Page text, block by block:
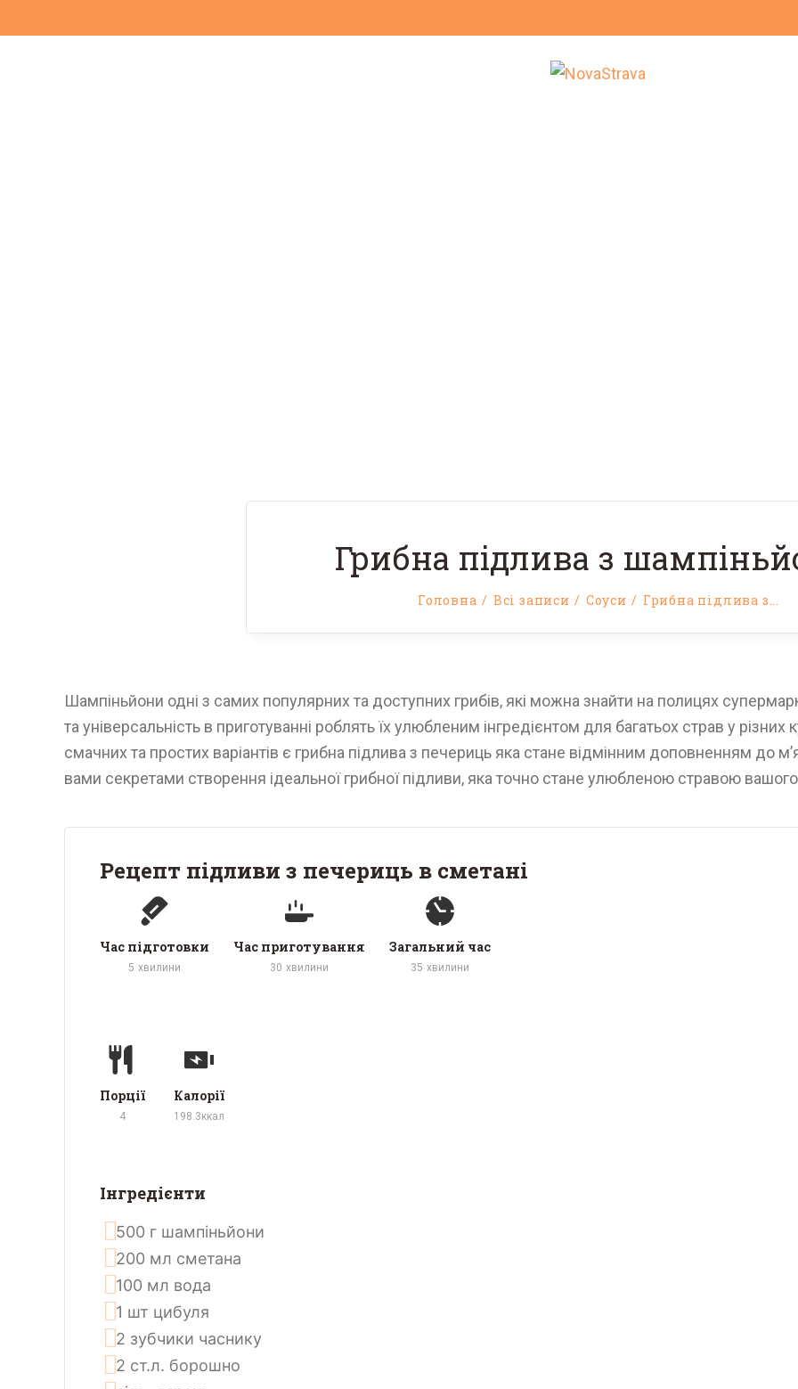
Грибна підлива з
Головна Всі записи Соуси Грибна підлива з...
Шампіньйони одні з самих популярних та доступних грибів, які можна знайти на полицях
та універсальність в приготуванні роблять їх улюбленим інгредієнтом для багатьох страв у
смачних та простих варіантів є грибна підлива з печериць яка стане відмінним доповненням до
вами секретами створення ідеальної грибної підливи, яка точно стане улюбленою стравою
Рецепт підливи з печериць в сметані
Час підготовки
5 хвилини
Час приготування
30 хвилини
Загальний час
35 хвилини
Порції
4
Калорії
198.3ккал
Інгредієнти
500 г шампіньйони
200 мл сметана
100 мл вода
1 шт цибуля
2 зубчики часнику
2 ст.л. борошно